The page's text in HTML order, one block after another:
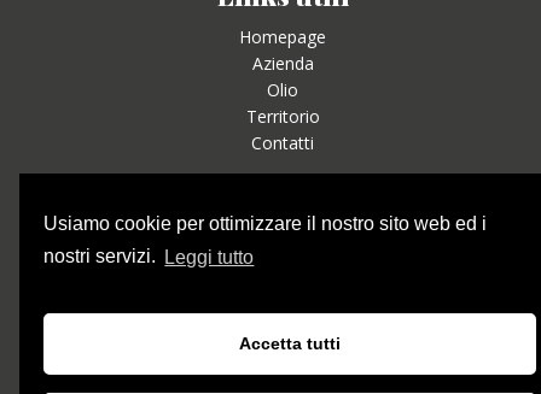
Homepage
Azienda
Olio
Territorio
Contatti
Social
Contatti
Usiamo cookie per ottimizzare il nostro sito web ed i
nostri servizi.
Leggi tutto
Accetta tutti